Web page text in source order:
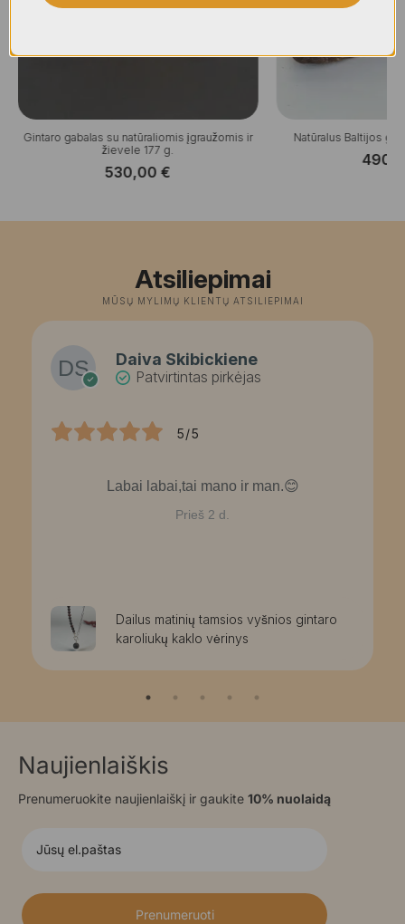
Gintaro gabalas su natūraliomis įgraužomis ir
žievele 177 g.
530,00€
Natūralus Baltijos
Atsiliepimai
MŪSŲ MYLIMŲ KLIENTŲ ATSILIEPIMAI
Daiva Skibickiene
Patvirtintas pirkėjas
5/5
Labai labai,tai mano ir man.😊
Prieš 2 d.
Dailus matinių tamsios vyšnios gintaro
karoliukų kaklo vėrinys
Naujienlaiškis
Prenumeruokite naujienlaiškį ir gaukite 10% nuolaidą
Prenumeruoti